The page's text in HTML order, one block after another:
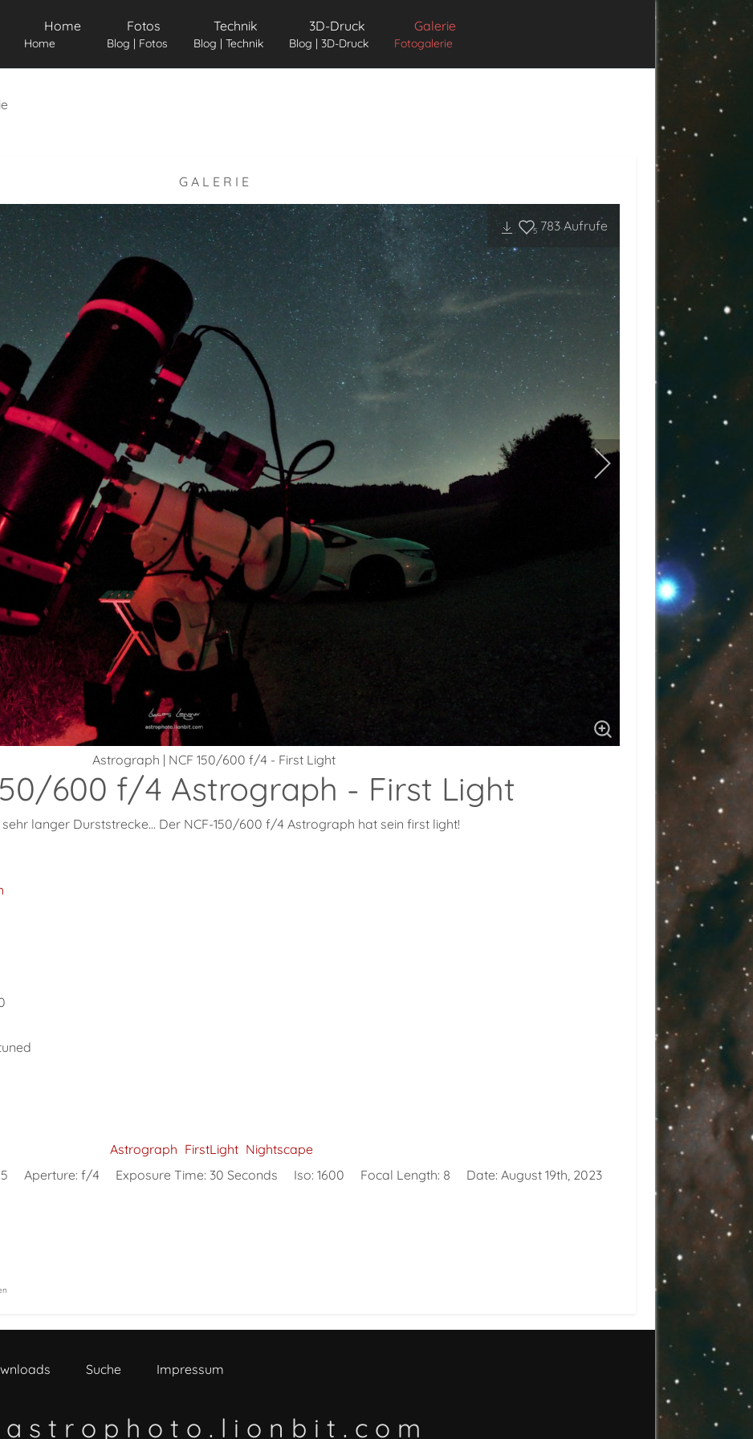
Home
Home
Fotos
Blog | Fotos
Technik
Blog | Technik
3D-Druck
Blog | 3D-Druck
Galerie
Fotogalerie
G A L E R I E
5 783Aufrufe
Astrograph | NCF 150/600 f/4 - First Light
600 f/4 Astrograph - First Light
langer Durststrecke... Der NCF-150/600 f/4 Astrograph hat sein first light!
Astrograph FirstLight Nightscape
Aperture: f/4 Exposure Time: 30 Seconds Iso: 1600 Focal Length: 8 Date: August 19th, 2023
Suche Impressum
a s t r o p h o t o . l i o n b i t . c o m